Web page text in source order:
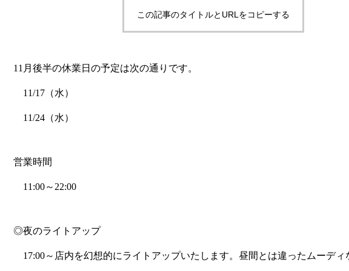
この記事のタイトルとURLをコピーする
11月後半の休業日の予定は次の通りです。
11/17（水）
11/24（水）
営業時間
11:00～22:00
◎夜のライトアップ
17:00～店内を幻想的にライトアップいたします。昼間とは違ったムーディ